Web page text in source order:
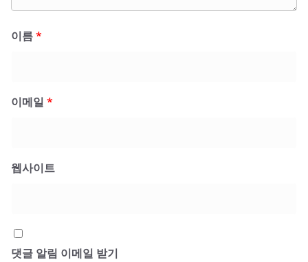
이름*
이메일 *
웹사이트
댓글 알림 이메일 받기